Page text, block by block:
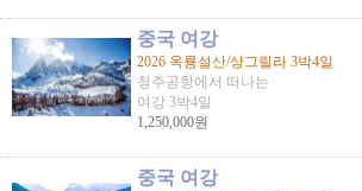
중국 여강
2026 옥룡설산/샹그릴라 3박4일
청주공항에서 떠나는
여강 3박4일
1,250,000원
중국 여강